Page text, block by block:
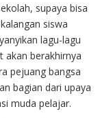
supaya bisa
siswa
lagu-lagu
akan berakhirnya
pejuang bangsa
bagian dari upaya
muda pelajar.